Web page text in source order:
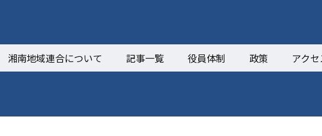
湘南地域連合について 記事一覧 役員体制 政策 アク